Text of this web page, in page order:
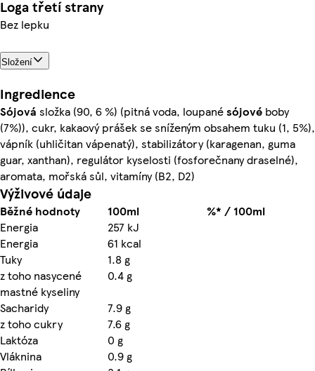
Loga třetí strany
Bez lepku
Složení
Ingredience
Sójová složka (90, 6 %) (pitná voda, loupanésójové boby
(7%)), cukr, kakaový prášek se sníženým obsahem tuku (1, 5%),
vápník (uhličitan vápenatý), stabilizátory (karagenan, guma
guar, xanthan), regulátor kyselosti (fosforečnany draselné),
aromata, mořská sůl, vitamíny (B2, D2)
Výživové údaje
Běžné hodnoty 100ml
%* / 100ml
Energia
257 kJ
Energia
61 kcal
Tuky
1.8 g
z toho nasycené
mastné kyseliny
0.4 g
Sacharidy
7.9 g
z toho cukry
7.6 g
Laktóza
0 g
Vláknina
0.9 g